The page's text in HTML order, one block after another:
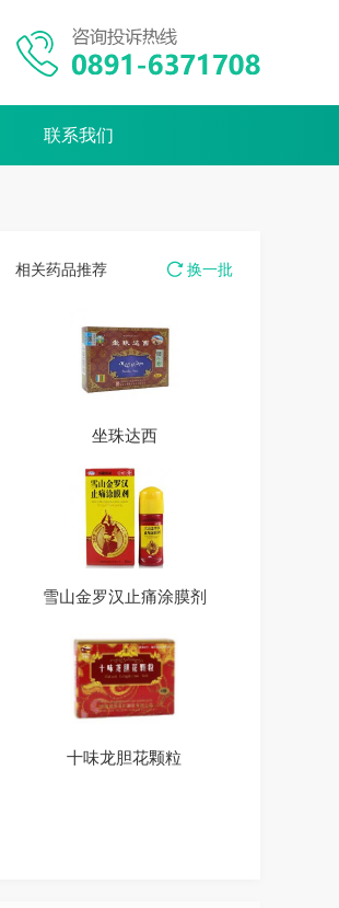
联系我们
相关药品推荐 换一批
十味蒂达胶囊
仁青芒觉
仁青常觉
坐珠达西
雪山金罗汉止痛涂膜剂
十味龙胆花颗粒
十味蒂达胶囊
仁青芒觉
仁青常觉
坐珠达西
雪山金罗汉止痛涂膜剂
十味龙胆花颗粒